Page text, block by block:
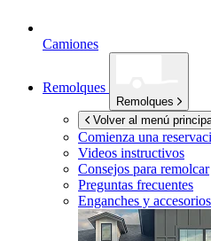
Camiones
Remolques
Remolques
Volver al menú
Comienza una
Videos instructivos
Consejos para remolcar
Preguntas frecuentes
Enganches y accesorios